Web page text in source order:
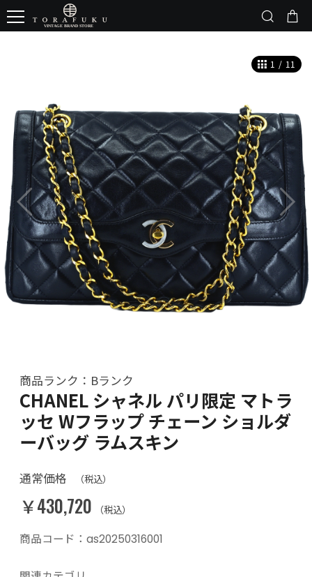
1 / 11
商品ランク：Bランク
CHANEL シャネル パリ限定 マトラ
ッセ Wフラップ チェーン ショルダ
ーバッグ ラムスキン
通常価格 （税込）
￥430,720 （税込）
商品コード：as20250316001